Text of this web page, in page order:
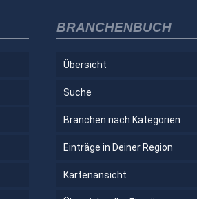
BRANCHENBUCH
Übersicht
Suche
Branchen nach Kategorien
Einträge in Deiner Region
Kartenansicht